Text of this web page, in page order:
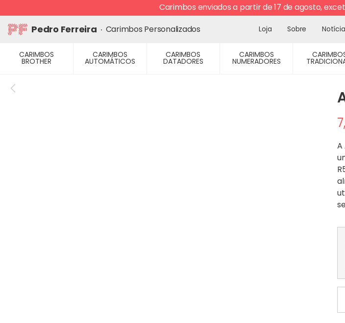
para
Carimbos enviados a partir de 17 de agosto,
Pedro Ferreira Carimbos Personalizados Loja Sobre
CARIMBOS
BROTHER
CARIMBOS
AUTOMÁTICOS
CARIMBOS
DATADORES
CARIMBOS
NUMERADORES
A